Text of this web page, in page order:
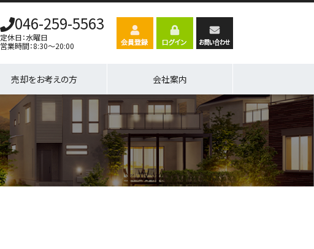
046-259-5563
定休日：水曜日
営業時間：8:30～20:00
売却をお考えの方 会社案内